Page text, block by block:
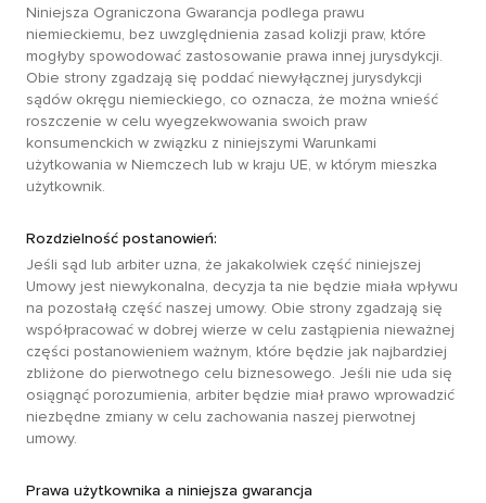
Niniejsza Ograniczona Gwarancja podlega prawu
niemieckiemu, bez uwzględnienia zasad kolizji praw, które
mogłyby spowodować zastosowanie prawa innej jurysdykcji.
Obie strony zgadzają się poddać niewyłącznej jurysdykcji
sądów okręgu niemieckiego, co oznacza, że można wnieść
roszczenie w celu wyegzekwowania swoich praw
konsumenckich w związku z niniejszymi Warunkami
użytkowania w Niemczech lub w kraju UE, w którym mieszka
użytkownik.
Rozdzielność postanowień:
Jeśli sąd lub arbiter uzna, że jakakolwiek część niniejszej
Umowy jest niewykonalna, decyzja ta nie będzie miała wpływu
na pozostałą część naszej umowy. Obie strony zgadzają się
współpracować w dobrej wierze w celu zastąpienia nieważnej
części postanowieniem ważnym, które będzie jak najbardziej
zbliżone do pierwotnego celu biznesowego. Jeśli nie uda się
osiągnąć porozumienia, arbiter będzie miał prawo wprowadzić
niezbędne zmiany w celu zachowania naszej pierwotnej
umowy.
Prawa użytkownika a niniejsza gwarancja